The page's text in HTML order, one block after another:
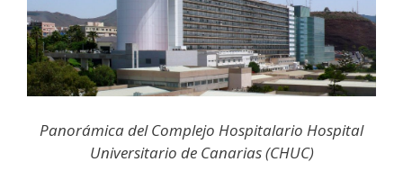
Panorámica del Complejo Hospitalario Hospital
Universitario de Canarias (CHUC)